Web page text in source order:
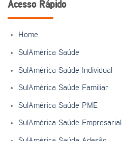
Acesso Rápido
Home
SulAmérica Saúde
SulAmérica Saúde Individual
SulAmérica Saúde Familiar
SulAmérica Saúde PME
SulAmérica Saúde Empresarial